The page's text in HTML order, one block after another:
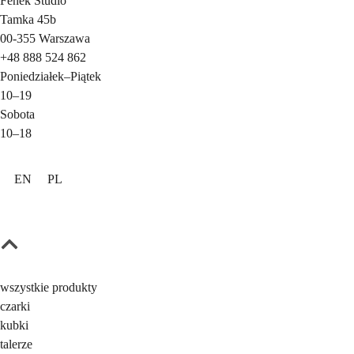
Tamka 45b
00-355 Warszawa
+48 888 524 862
Poniedziałek–Piątek
10–19
Sobota
10–18
EN PL
wszystkie produkty
czarki
kubki
talerze